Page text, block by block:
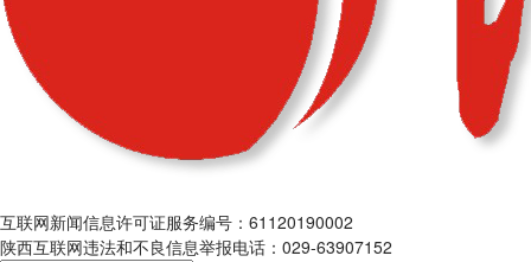
互联网新闻信息许可证服务编号：61120190002
陕西互联网违法和不良信息举报电话：029-63907152